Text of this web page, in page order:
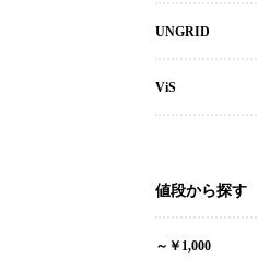
UNGRID
ViS
値段から探す
～￥1,000